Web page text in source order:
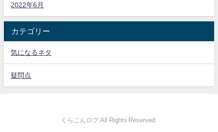
2022年6月
カテゴリー
気になるネタ
疑問点
くらこんログ All Rights Reserved.